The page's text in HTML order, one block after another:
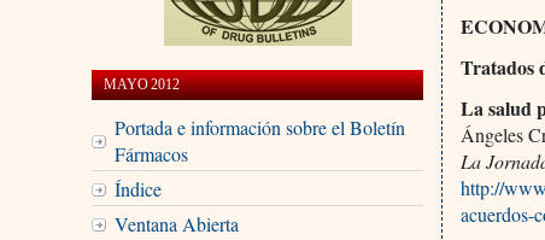
MAYO 2012
Portada e información sobre el Boletín
Fármacos
Índice
Ventana Abierta
Tratados
La salud
Ángeles
La
http://
acuerdos-